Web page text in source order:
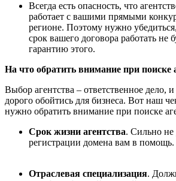
Всегда есть опасность, что
работает с вашими прямыми
регионе. Поэтому нужно
срок вашего договора работать не
гарантию этого.
На что обратить внимание при поиске
Выбор агентства – ответственное дело,
дорого обойтись для бизнеса. Вот наш
нужно обратить внимание при поиске
Срок жизни агентства. Сильно не
регистрации домена вам в помощь.
Отраслевая специализация.